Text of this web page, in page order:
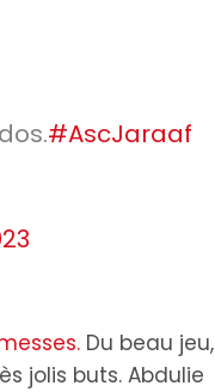
#AscJaraaf
Du beau jeu,
jolis buts. Abdulie